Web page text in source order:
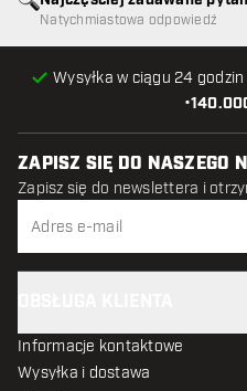
•
Wysyłka w ciągu 24 godzin
Natychmiastowa odpowiedź
ZAPISZ SIĘ DO NASZEGO
Zapisz się do newslettera i
Informacje kontaktowe
Wysyłka i dostawa